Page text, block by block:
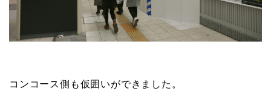
コンコース側も仮囲いができました。